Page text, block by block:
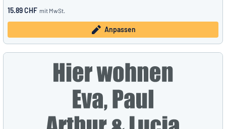
15.89 CHF mit MwSt.
Anpassen